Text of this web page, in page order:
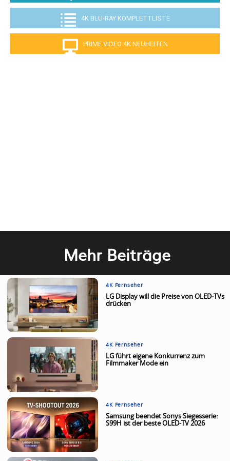
4K BLU-RAY KOMPLETTLISTE
PRIME VIDEO 4K NEUHEITEN
Mehr Beiträge
4K Fernseher
LG Display will die Preise von OLED-TVs
drücken
4K Fernseher
LG führt eigene Konkurrenz zum
Filmmaker Mode ein
4K Fernseher
Samsung beendet Sonys Siegesserie:
S99H ist der beste OLED-TV 2026